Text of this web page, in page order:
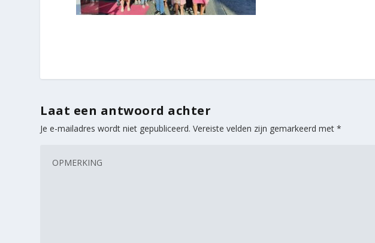
Laat een antwoord achter
Je e-mailadres wordt niet gepubliceerd. Vereiste velden zijn gemarkeerd met*